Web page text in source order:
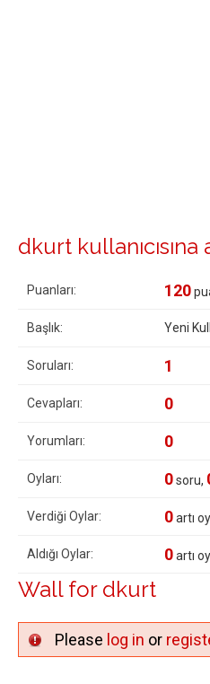
dkurt
Puanları: 120
Başlık: Yeni
Soruları: 1
Cevapları: 0
Yorumları: 0
Oyları: 0soru,
Verdiği Oylar: 0artı
Aldığı Oylar: 0artı
Wall for dkurt
Please log in or